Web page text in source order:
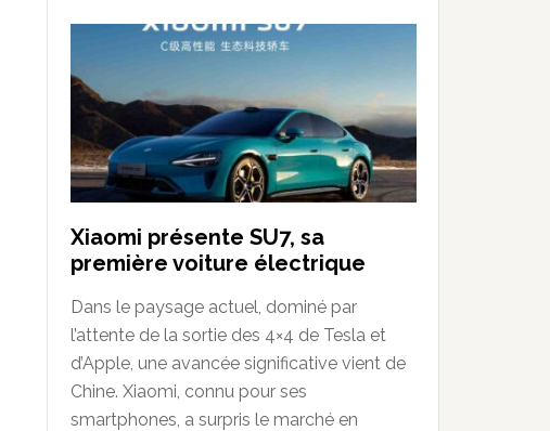
Xiaomi présente SU7, sa
première voiture électrique
Dans le paysage actuel, dominé par
l’attente de la sortie des 4×4 de Tesla et
d’Apple, une avancée significative vient de
Chine. Xiaomi, connu pour ses
smartphones, a surpris le marché en